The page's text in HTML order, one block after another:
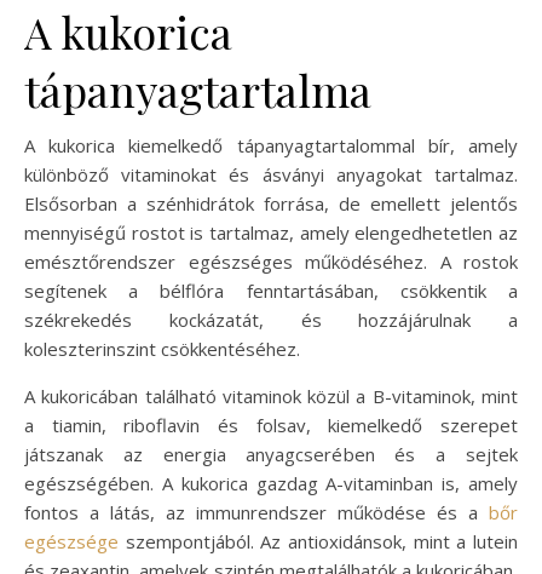
A kukorica
tápanyagtartalma
A kukorica kiemelkedő tápanyagtartalommal bír, amely
különböző vitaminokat és ásványi anyagokat tartalmaz.
Elsősorban a szénhidrátok forrása, de emellett jelentős
mennyiségű rostot is tartalmaz, amely elengedhetetlen az
emésztőrendszer egészséges működéséhez. A rostok
segítenek a bélflóra fenntartásában, csökkentik a
székrekedés kockázatát, és hozzájárulnak a
koleszterinszint csökkentéséhez.
A kukoricában található vitaminok közül a B-vitaminok, mint
a tiamin, riboflavin és folsav, kiemelkedő szerepet
játszanak az energia anyagcserében és a sejtek
egészségében. A kukorica gazdag A-vitaminban is, amely
fontos a látás, az immunrendszer működése és a bőr
egészsége szempontjából. Az antioxidánsok, mint a lutein